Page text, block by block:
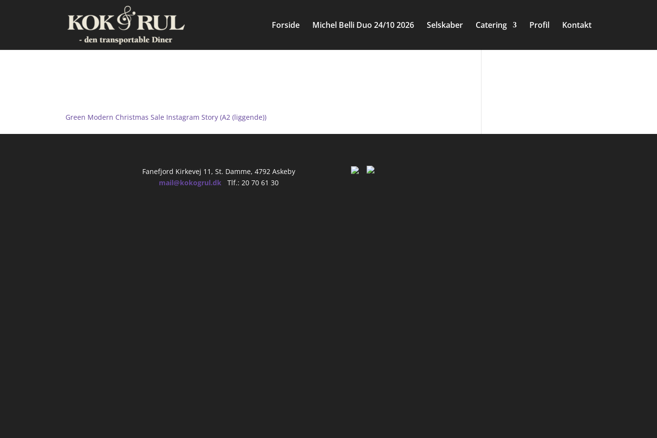
Forside Michel Belli Duo 24/10 2026 Selskaber Catering Profil Kontakt
Green Modern Christmas Sale Instagram Story (A2 (liggende))
Fanefjord Kirkevej 11, St. Damme, 4792 Askeby
mail@kokogrul.dk Tlf.: 20 70 61 30